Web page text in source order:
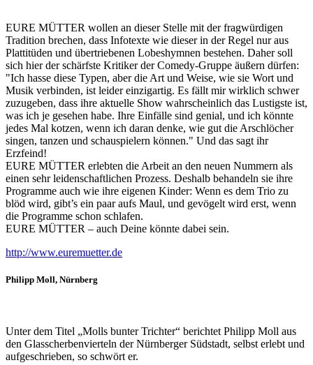
EURE MÜTTER wollen an dieser Stelle mit der fragwürdigen
Tradition brechen, dass Infotexte wie dieser in der Regel nur aus
Plattitüden und übertriebenen Lobeshymnen bestehen. Daher soll
sich hier der schärfste Kritiker der Comedy-Gruppe äußern dürfen:
"Ich hasse diese Typen, aber die Art und Weise, wie sie Wort und
Musik verbinden, ist leider einzigartig. Es fällt mir wirklich schwer
zuzugeben, dass ihre aktuelle Show wahrscheinlich das Lustigste ist,
was ich je gesehen habe. Ihre Einfälle sind genial, und ich könnte
jedes Mal kotzen, wenn ich daran denke, wie gut die Arschlöcher
singen, tanzen und schauspielern können." Und das sagt ihr
Erzfeind!
EURE MÜTTER erlebten die Arbeit an den neuen Nummern als
einen sehr leidenschaftlichen Prozess. Deshalb behandeln sie ihre
Programme auch wie ihre eigenen Kinder: Wenn es dem Trio zu
blöd wird, gibt’s ein paar aufs Maul, und gevögelt wird erst, wenn
die Programme schon schlafen.
EURE MÜTTER – auch Deine könnte dabei sein.
http://www.euremuetter.de
Philipp Moll, Nürnberg
Unter dem Titel „Molls bunter Trichter“ berichtet Philipp Moll aus
den Glasscherbenvierteln der Nürnberger Südstadt, selbst erlebt und
aufgeschrieben, so schwört er.